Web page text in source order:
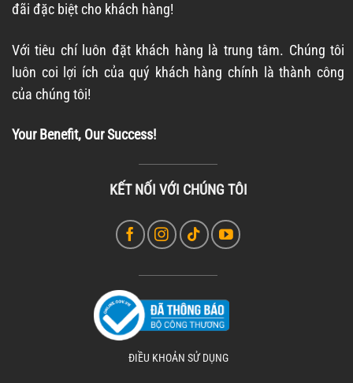
đãi đặc biệt cho khách hàng!
Với tiêu chí luôn đặt khách hàng là trung tâm. Chúng tôi
luôn coi lợi ích của quý khách hàng chính là thành công
của chúng tôi!
Your Benefit, Our Success!
KẾT NỐI VỚI CHÚNG TÔI
ĐIỀU KHOẢN SỬ DỤNG